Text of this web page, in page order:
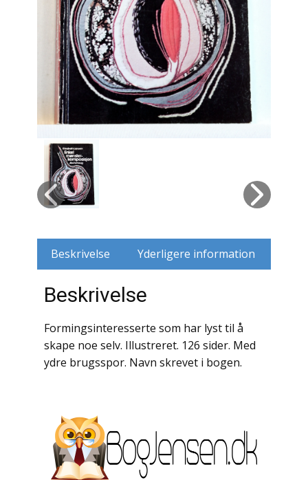
Filosofi
Håndarbejde
Håndværk
Historie
Hus / Have
Husdyr
Jernbaner
Kirkehistorie / Religion
Krige / Slag
Krop / Sind
Landbrug / Skovbrug
Litteraturhistorie
Beskrivelse Yderligere information
Beskrivelse
Formingsinteresserte som har lyst til å
skape noe selv. Illustreret. 126 sider. Med
ydre brugsspor. Navn skrevet i bogen.